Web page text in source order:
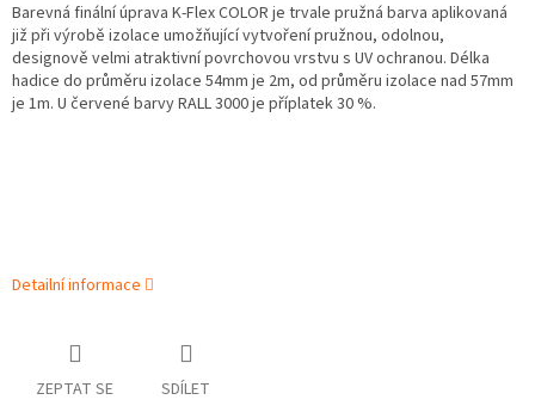
Barevná finální úprava K‑Flex COLOR je trvale pružná barva aplikovaná
již při výrobě izolace umožňující vytvoření pružnou, odolnou,
designově velmi atraktivní povrchovou vrstvu s UV ochranou. Délka
hadice do průměru izolace 54mm je 2m, od průměru izolace nad 57mm
je 1m. U červené barvy RALL 3000 je příplatek 30 %.
Detailní informace
ZEPTAT SE SDÍLET